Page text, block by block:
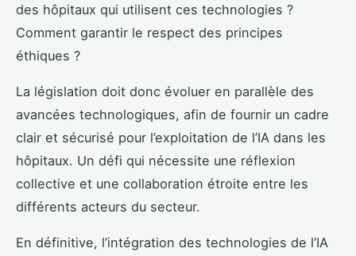
des hôpitaux qui utilisent ces technologies ?
Comment garantir le respect des principes
éthiques ?
La législation doit donc évoluer en parallèle des
avancées technologiques, afin de fournir un cadre
clair et sécurisé pour l’exploitation de l’IA dans les
hôpitaux. Un défi qui nécessite une réflexion
collective et une collaboration étroite entre les
différents acteurs du secteur.
En définitive, l’intégration des technologies de l’IA